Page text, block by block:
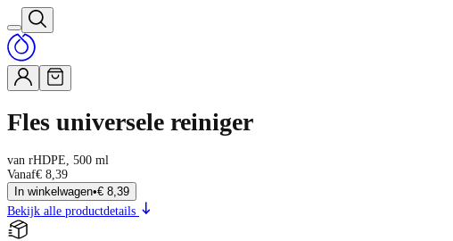
Fles universele reiniger
van rHDPE, 500 ml
Vanaf€ 8,39
In winkelwagen•€ 8,39
Bekijk alle productdetails